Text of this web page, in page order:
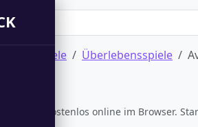
Onlinespiele Überlebensspiele
Guard kostenlos online im Browser.